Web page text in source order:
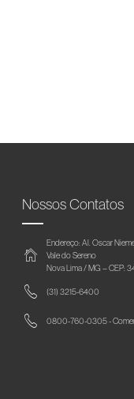
Nossos Contatos
Endereço: Al. Oscar
Vale do Sereno
Nova Lima / MG – CEP:
(31) 3215-6400
0800-760-0305 -